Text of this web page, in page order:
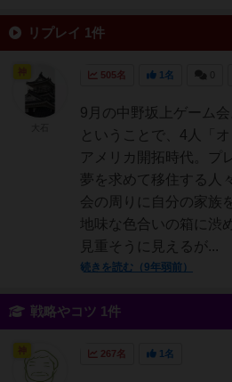
リプレイ 1件
505名 1名
9月の中野坂上ゲーム
ということで、4人「
アメリカ開拓時代。プ
夢を求めて移住する人
会の周りに自分の家族
地味な色合いの箱に渋
見重そうに見えるが...
続きを読む（9年弱前）
戦略やコツ 1件
267名 1名